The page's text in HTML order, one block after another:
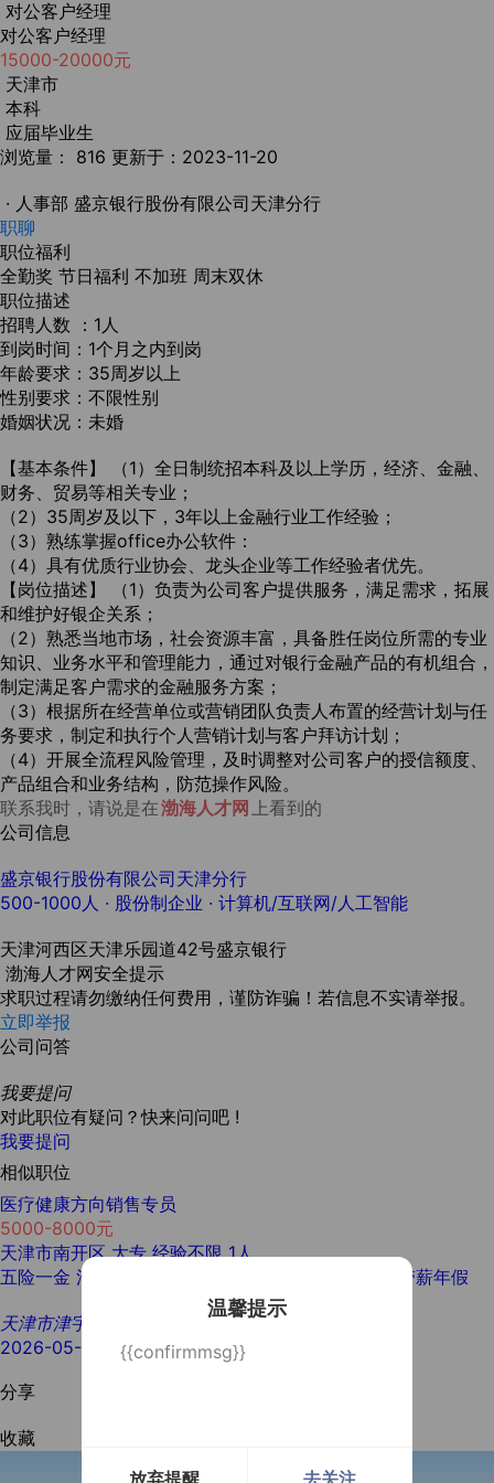
对公客户经理
对公客户经理
15000-20000元
天津市
本科
应届毕业生
浏览量： 816 更新于：2023-11-20
· 人事部 盛京银行股份有限公司天津分行
职聊
职位福利
全勤奖 节日福利 不加班 周末双休
职位描述
招聘人数 ：1人
到岗时间：1个月之内到岗
年龄要求：35周岁以上
性别要求：不限性别
婚姻状况：未婚
【基本条件】 （1）全日制统招本科及以上学历，经济、金融、
财务、贸易等相关专业；
（2）35周岁及以下，3年以上金融行业工作经验；
（3）熟练掌握office办公软件：
（4）具有优质行业协会、龙头企业等工作经验者优先。
【岗位描述】 （1）负责为公司客户提供服务，满足需求，拓展
和维护好银企关系；
（2）熟悉当地市场，社会资源丰富，具备胜任岗位所需的专业
知识、业务水平和管理能力，通过对银行金融产品的有机组合，
制定满足客户需求的金融服务方案；
（3）根据所在经营单位或营销团队负责人布置的经营计划与任
务要求，制定和执行个人营销计划与客户拜访计划；
（4）开展全流程风险管理，及时调整对公司客户的授信额度、
产品组合和业务结构，防范操作风险。
联系我时，请说是在渤海人才网 上看到的
公司信息
盛京银行股份有限公司天津分行
500-1000人 · 股份制企业 · 计算机/互联网/人工智能
天津河西区天津乐园道42号盛京银行
渤海人才网安全提示
求职过程请勿缴纳任何费用，谨防诈骗！若信息不实请举报。
立即举报
公司问答
我要提问
对此职位有疑问？快来问问吧 !
我要提问
相似职位
医疗健康方向销售专员
5000-8000元
天津市南开区大专 经验不限 1人
五险一金 法定节假日 带薪年假
天津市津宇人才服务有限公司
2026-05-12
分享
收藏
温馨提示
{{confirmmsg}}
放弃提醒 去关注